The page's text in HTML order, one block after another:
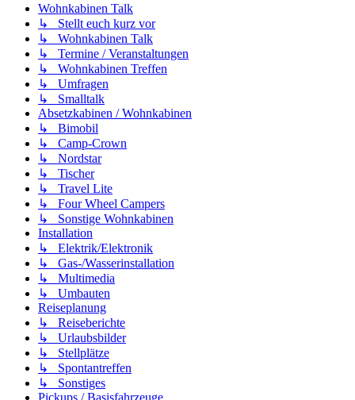
Wohnkabinen Talk
↳ Stellt euch kurz vor
↳ Wohnkabinen Talk
↳ Termine / Veranstaltungen
↳ Wohnkabinen Treffen
↳ Umfragen
↳ Smalltalk
Absetzkabinen / Wohnkabinen
↳ Bimobil
↳ Camp-Crown
↳ Nordstar
↳ Tischer
↳ Travel Lite
↳ Four Wheel Campers
↳ Sonstige Wohnkabinen
Installation
↳ Elektrik/Elektronik
↳ Gas-/Wasserinstallation
↳ Multimedia
↳ Umbauten
Reiseplanung
↳ Reiseberichte
↳ Urlaubsbilder
↳ Stellplätze
↳ Spontantreffen
↳ Sonstiges
Pickups / Basisfahrzeuge